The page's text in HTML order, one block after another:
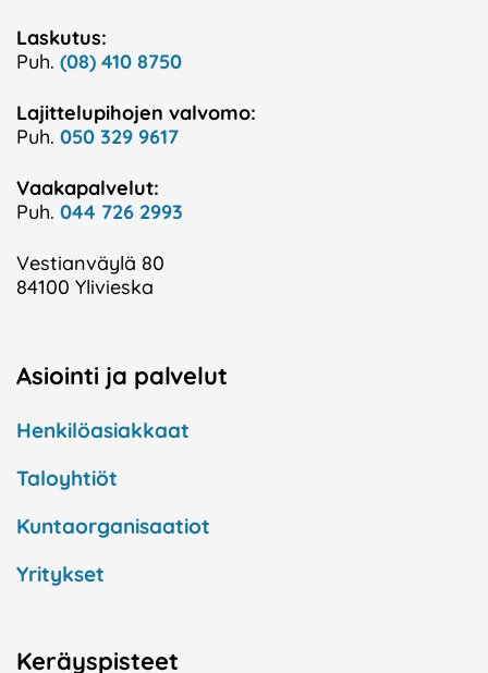
Laskutus:
Puh. (08) 410 8750
Lajittelupihojen valvomo:
Puh. 050 329 9617
Vaakapalvelut:
Puh. 044 726 2993
Vestianväylä 80
84100 Ylivieska
Asiointi ja palvelut
Henkilöasiakkaat
Taloyhtiöt
Kuntaorganisaatiot
Yritykset
Keräyspisteet